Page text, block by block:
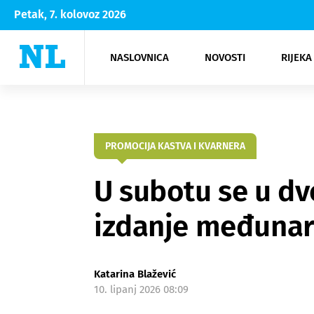
Petak, 7. kolovoz 2026
NASLOVNICA NOVOSTI
Rijeka Opatija
NK
Moda
Kultura
PROMOCIJA KASTVA I KVARNERA
U subotu se u
izdanje
Katarina Blažević
10. lipanj 2026 08:09